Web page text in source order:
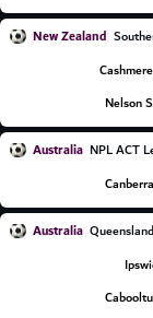
New Zealand
Nelson
Australia NPL ACT
Australia